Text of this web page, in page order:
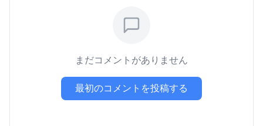
まだコメントがありません
最初のコメントを投稿する